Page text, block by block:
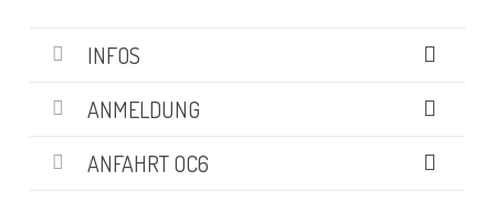
INFOS
ANMELDUNG
ANFAHRT OC6